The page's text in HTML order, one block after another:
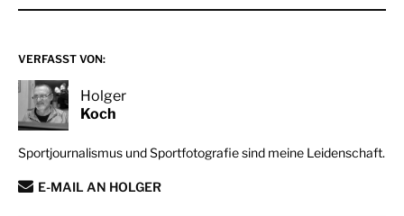
VERFASST VON:
Holger
Koch
Sportjournalismus und Sportfotografie sind meine Leidenschaft.
E-MAIL AN HOLGER